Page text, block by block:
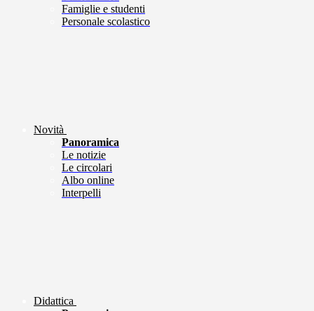
Famiglie e studenti
Personale scolastico
Novità
Panoramica
Le notizie
Le circolari
Albo online
Interpelli
Didattica